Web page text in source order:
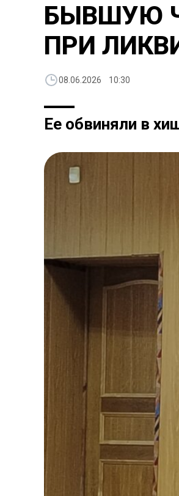
БЫВШУЮ
ПРИ
08.06.2026 10:30
Ее обвиняли в